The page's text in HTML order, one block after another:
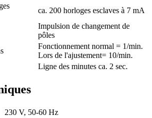
ca. 200 horloges esclaves à 7 mA
Impulsion de changement de
pôles
Fonctionnement normal = 1/min.
Lors de l'ajustement= 10/min.
Ligne des minutes ca. 2 sec.
230 V, 50-60 Hz